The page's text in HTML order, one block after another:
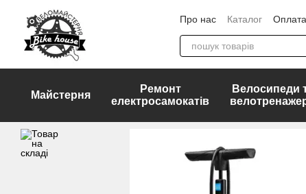
Перейти до основного контенту
Про нас Каталог Оплата
ДОГОВІР ПУБЛІЧНОЇ
Майстерня
Ремонт
електросамокатів
Велосипеди